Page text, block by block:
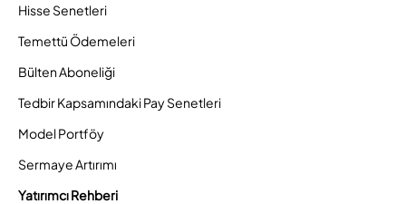
Hisse Senetleri
Temettü Ödemeleri
Bülten Aboneliği
Tedbir Kapsamındaki Pay Senetleri
Model Portföy
Sermaye Artırımı
Yatırımcı Rehberi